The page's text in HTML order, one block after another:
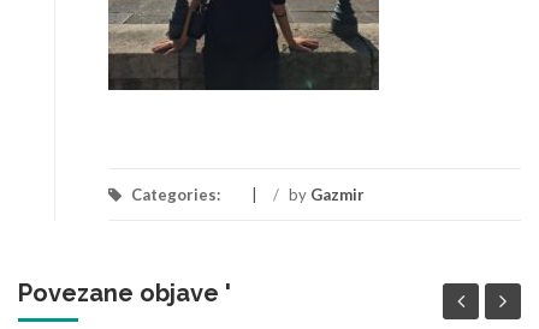
Categories: / by Gazmir
Povezane objave '